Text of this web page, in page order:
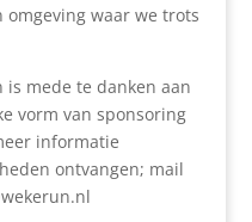
omgeving waar we trots
is mede te danken aan
vorm van sponsoring
informatie
ontvangen; mail